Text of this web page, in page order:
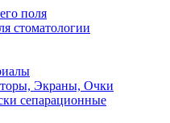
поля
стоматологии
Экраны, Очки
сепарационные